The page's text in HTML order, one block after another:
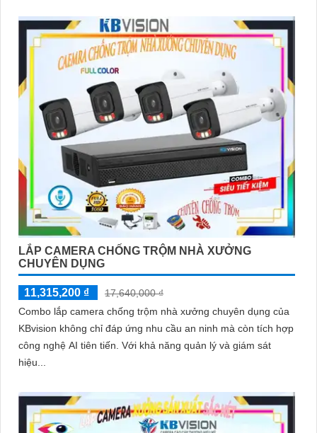
LẮP CAMERA CHỐNG TRỘM NHÀ XƯỞNG
CHUYÊN DỤNG
11,315,200 ₫
17,640,000 ₫
Combo lắp camera chống trộm nhà xưởng chuyên dụng của
KBvision không chỉ đáp ứng nhu cầu an ninh mà còn tích hợp
công nghệ AI tiên tiến. Với khả năng quản lý và giám sát
hiệu...